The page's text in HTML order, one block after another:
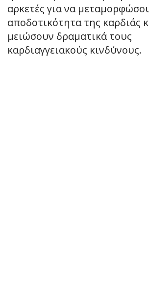
αρκετές για να
αποδοτικότητα της καρδιάς
μειώσουν δραματικά τους
καρδιαγγειακούς κινδύνους.